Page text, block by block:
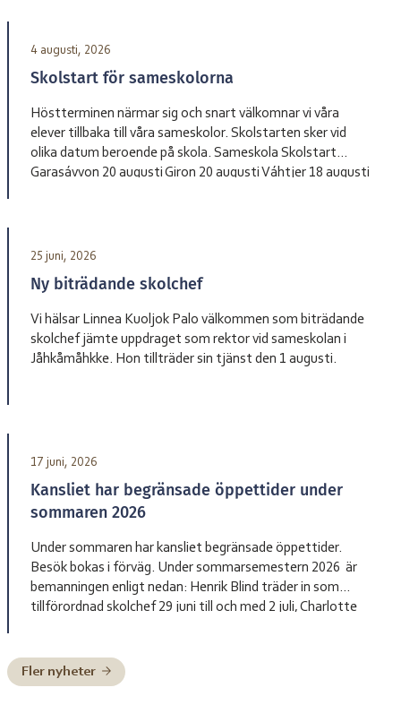
4 augusti, 2026
Skolstart för sameskolorna
Höstterminen närmar sig och snart välkomnar vi våra
elever tillbaka till våra sameskolor. Skolstarten sker vid
olika datum beroende på skola. Sameskola Skolstart
Garasávvon 20 augusti Giron 20 augusti Váhtjer 18 augusti
fram […]
25 juni, 2026
Ny biträdande skolchef
Vi hälsar Linnea Kuoljok Palo välkommen som biträdande
skolchef jämte uppdraget som rektor vid sameskolan i
Jåhkåmåhkke. Hon tillträder sin tjänst den 1 augusti.
17 juni, 2026
Kansliet har begränsade öppettider under
sommaren 2026
Under sommaren har kansliet begränsade öppettider.
Besök bokas i förväg. Under sommarsemestern 2026 är
bemanningen enligt nedan: Henrik Blind träder in som
tillförordnad skolchef 29 juni till och med 2 juli, Charlotte
13 juli till och […]
Fler nyheter